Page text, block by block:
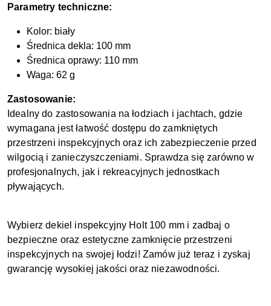
Parametry techniczne:
Kolor: biały
Średnica dekla: 100 mm
Średnica oprawy: 110 mm
Waga: 62 g
Zastosowanie:
Idealny do zastosowania na łodziach i jachtach, gdzie
wymagana jest łatwość dostępu do zamkniętych
przestrzeni inspekcyjnych oraz ich zabezpieczenie przed
wilgocią i zanieczyszczeniami. Sprawdza się zarówno w
profesjonalnych, jak i rekreacyjnych jednostkach
pływających.
Wybierz dekiel inspekcyjny Holt 100 mm i zadbaj o
bezpieczne oraz estetyczne zamknięcie przestrzeni
inspekcyjnych na swojej łodzi! Zamów już teraz i zyskaj
gwarancję wysokiej jakości oraz niezawodności.